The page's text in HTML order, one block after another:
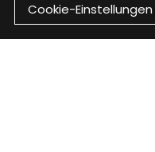
Cookie-Einstellungen